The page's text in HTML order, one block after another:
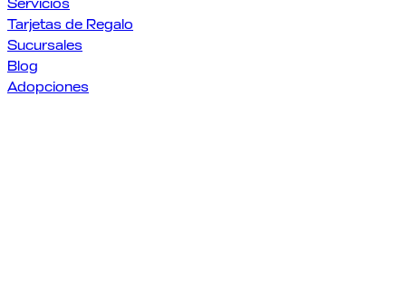
Servicios
Tarjetas de Regalo
Sucursales
Blog
Adopciones